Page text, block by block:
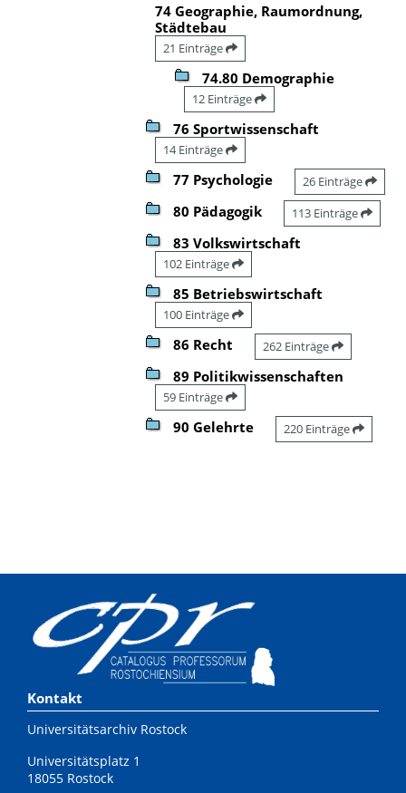
74 Geographie, Raumordnung,
Städtebau
21 Einträge
74.80 Demographie
12 Einträge
76 Sportwissenschaft
14 Einträge
77 Psychologie 26 Einträge
80 Pädagogik 113 Einträge
83 Volkswirtschaft
102 Einträge
85 Betriebswirtschaft
100 Einträge
86 Recht 262 Einträge
89 Politikwissenschaften
59 Einträge
90 Gelehrte 220 Einträge
Kontakt
Universitätsarchiv Rostock
Universitätsplatz 1
18055 Rostock